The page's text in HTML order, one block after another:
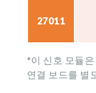
27011
*이 신호 모듈
연결 보드를 별